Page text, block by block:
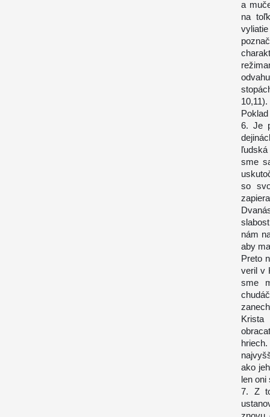
a
na
10,11).
6. Je
sme
so
nám
aby
Preto
veril v
sme
Krista
ako
len oni
7. Z